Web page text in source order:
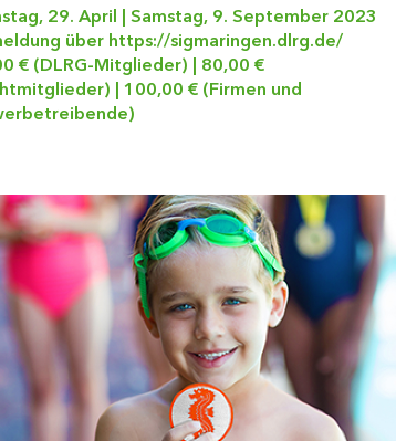
29. April | Samstag, 9. September 2023
über https://sigmaringen.dlrg.de/
€ (DLRG-Mitglieder) | 80,00 €
| 100,00 € (Firmen und